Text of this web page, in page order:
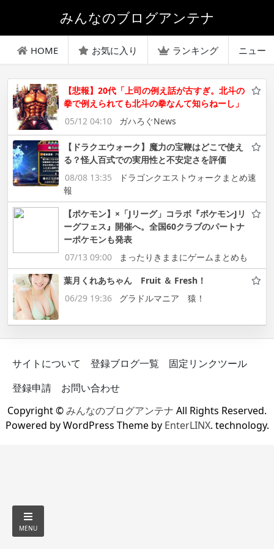
みんなのブログアンテナ
HOME お気に入り ランキング ニュー
【悲報】20代「上司の例え話が古すぎ。北斗の
拳で例えられても北斗の拳なんて知らねーし」
05/12 04:10
ガハろぐNews
【ドラクエウォーク】魔力の宝鞭はどこで使え
る？怪人百式での実用性と不安定さを評価
08/08 13:35
ドラゴンクエストウォークまとめ速
報
【ポケモン】×「Jリーグ」コラボ『ポケモンJリ
ーグフェス』開催へ。全国60クラブのパートナ
ーポケモンも発表
07/13 09:00
まったりきままにゲームまとめも
葉月くれあちゃん Fruit ＆ Fresh！
06/29 19:36
グラドルマニア 猿！
サイトについて 登録ブログ一覧
固定リンクツール
登録申請
お問い合わせ
Copyright ©みんなのブログアンテナ All Rights Reserved.
Powered by WordPress Theme by EnterLINX. technology.
MENU